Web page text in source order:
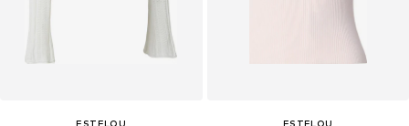
ESTELOU ESTELOU